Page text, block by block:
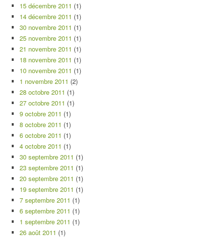
15 décembre 2011 (1)
14 décembre 2011 (1)
30 novembre 2011 (1)
25 novembre 2011 (1)
21 novembre 2011 (1)
18 novembre 2011 (1)
10 novembre 2011 (1)
1 novembre 2011 (2)
28 octobre 2011 (1)
27 octobre 2011 (1)
9 octobre 2011 (1)
8 octobre 2011 (1)
6 octobre 2011 (1)
4 octobre 2011 (1)
30 septembre 2011 (1)
23 septembre 2011 (1)
20 septembre 2011 (1)
19 septembre 2011 (1)
7 septembre 2011 (1)
6 septembre 2011 (1)
1 septembre 2011 (1)
26 août 2011 (1)